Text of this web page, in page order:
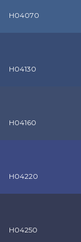
H04070
H04130
H04160
H04220
H04250